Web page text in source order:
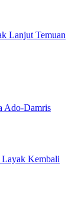
Lanjut Temuan
Ado-Damris
Layak Kembali